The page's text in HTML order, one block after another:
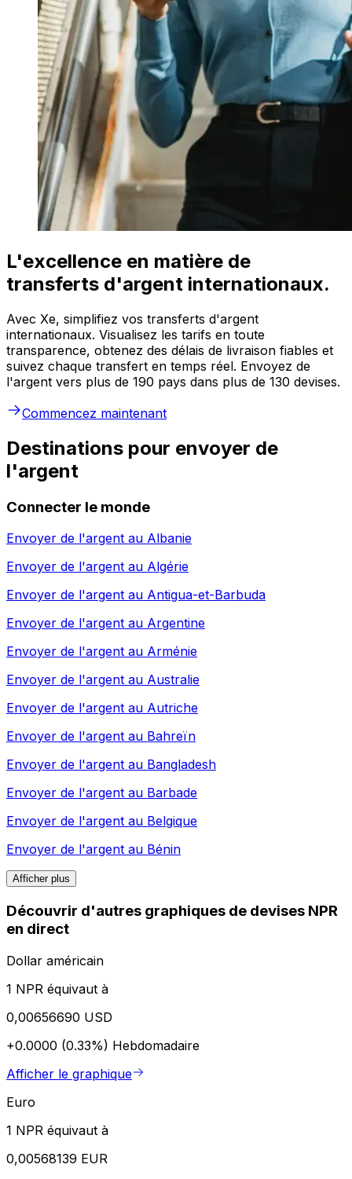
L'excellence en matière de
transferts d'argent internationaux.
Avec Xe, simplifiez vos transferts d'argent
internationaux. Visualisez les tarifs en toute
transparence, obtenez des délais de livraison fiables et
suivez chaque transfert en temps réel. Envoyez de
l'argent vers plus de 190 pays dans plus de 130 devises.
Commencez maintenant
Destinations pour envoyer de
l'argent
Connecter le monde
Envoyer de l'argent au Albanie
Envoyer de l'argent au Algérie
Envoyer de l'argent au Antigua-et-Barbuda
Envoyer de l'argent au Argentine
Envoyer de l'argent au Arménie
Envoyer de l'argent au Australie
Envoyer de l'argent au Autriche
Envoyer de l'argent au Bahreïn
Envoyer de l'argent au Bangladesh
Envoyer de l'argent au Barbade
Envoyer de l'argent au Belgique
Envoyer de l'argent au Bénin
Afficher plus
Découvrir d'autres graphiques de devises NPR
en direct
Dollar américain
1 NPR équivaut à
0,00656690 USD
+0.0000 (0.33%) Hebdomadaire
Afficher le graphique
Euro
1 NPR équivaut à
0,00568139 EUR